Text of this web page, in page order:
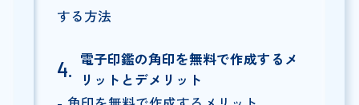
する方法
電子印鑑の角印を無料で作成するメ
リットとデメリット